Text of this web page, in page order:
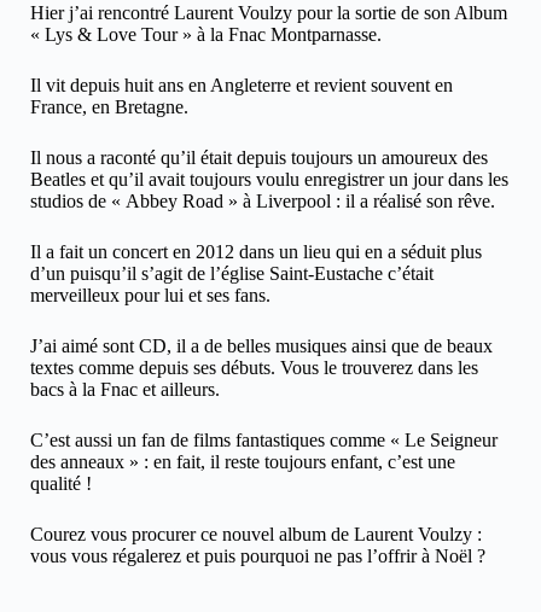
Hier j’ai rencontré Laurent Voulzy pour la sortie de son Album
« Lys & Love Tour » à la Fnac Montparnasse.
Il vit depuis huit ans en Angleterre et revient souvent en
France, en Bretagne.
Il nous a raconté qu’il était depuis toujours un amoureux des
Beatles et qu’il avait toujours voulu enregistrer un jour dans les
studios de « Abbey Road » à Liverpool : il a réalisé son rêve.
Il a fait un concert en 2012 dans un lieu qui en a séduit plus
d’un puisqu’il s’agit de l’église Saint-Eustache c’était
merveilleux pour lui et ses fans.
J’ai aimé sont CD, il a de belles musiques ainsi que de beaux
textes comme depuis ses débuts. Vous le trouverez dans les
bacs à la Fnac et ailleurs.
C’est aussi un fan de films fantastiques comme « Le Seigneur
des anneaux » : en fait, il reste toujours enfant, c’est une
qualité !
Courez vous procurer ce nouvel album de Laurent Voulzy :
vous vous régalerez et puis pourquoi ne pas l’offrir à Noël ?